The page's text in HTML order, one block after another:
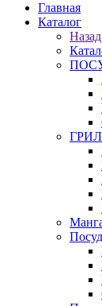
Главная
Каталог
Назад